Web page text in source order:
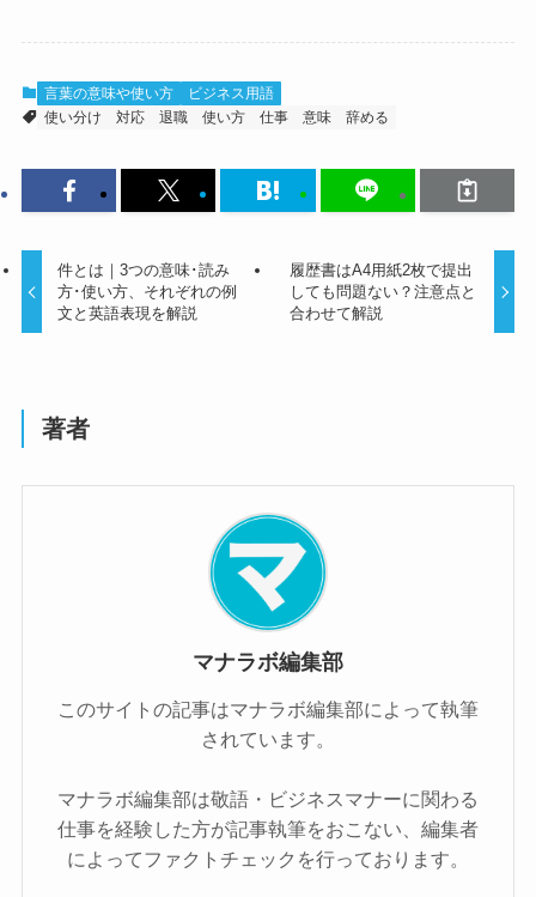
言葉の意味や使い方
ビジネス用語
使い分け
対応 退職 使い方 仕事 意味 辞める
件とは｜3つの意味･読み
方･使い方、それぞれの例
文と英語表現を解説
履歴書はA4用紙2枚で提出
しても問題ない？注意点と
合わせて解説
著者
マナラボ編集部
このサイトの記事はマナラボ編集部によって執筆
されています。
マナラボ編集部は敬語・ビジネスマナーに関わる
仕事を経験した方が記事執筆をおこない、編集者
によってファクトチェックを行っております。